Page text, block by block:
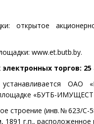
открытое
www.et.butb.by.
торгов: 25
устанавливается ОАО
площадке «БУТБ-
строение (инв. № 623/С-
1891 г.п.,